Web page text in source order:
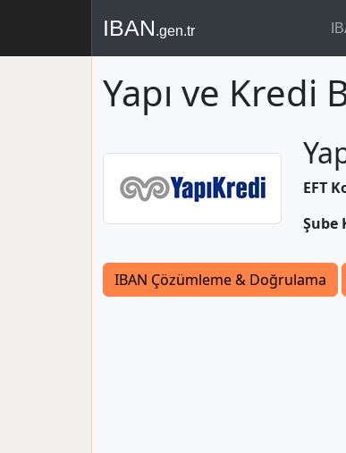
IBAN.gen.tr
Yapı ve Kredi
EFT
Şube
IBAN Çözümleme & Doğrulama